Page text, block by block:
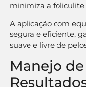
minimiza a foliculite
A aplicação com
segura e eficiente,
suave e livre de
Manejo